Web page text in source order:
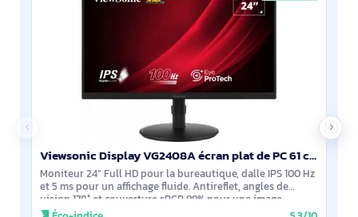
Viewsonic Display VG2408A écran plat de PC 61 cm (24") 1920 x 1080 pixels Full HD LED Noir
Moniteur 24” Full HD pour la bureautique, dalle IPS 100 Hz
et 5 ms pour un affichage fluide. Antireflet, angles de
vision 178° et couverture sRGB 99% pour une image
homogène. Haut-parleurs intégrés.